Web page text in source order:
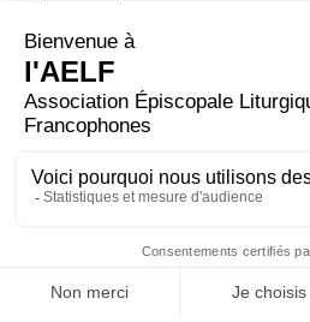
cœurs
parce qu’ils n’avaient pas cru
ceux qui l’avaient contemplé
Puis il leur dit :
« Allez dans le monde entier.
Proclamez l’Évangile à toute la
– Acclamons la Parole de Dieu.